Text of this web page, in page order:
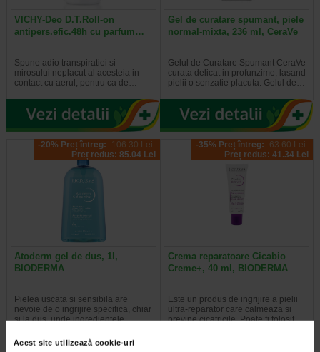
Acest site utilizează cookie-uri
VICHY-Deo D.T.Roll-on
antipers.efic.48h cu parfum…
Spune adio transpiratiei si
mirosului neplacut al acesteia in
contact cu aerul, pentru ca de…
Gel de curatare spumant, piele
normal-mixta, 236 ml, CeraVe
Gelul de Curatare Spumant CeraVe
curata delicat in profunzime, lasand
pielii o senzatie placuta. Gelul de…
-20% Preț întreg: 106.30 Lei
Preț redus: 85.04 Lei
Atoderm gel de dus, 1l,
BIODERMA
Pielea uscata si sensibila are
nevoie de o ingrijire specifica, chiar
si la dus, unde ingredientele…
-35% Preț întreg: 63.60 Lei
Preț redus: 41.34 Lei
Crema reparatoare Cicabio
Creme+, 40 ml, BIODERMA
Este un produs de ingrijire a pielii
ultra-reparator care calmeaza si
previne cicatricile. Poate fi folosit…